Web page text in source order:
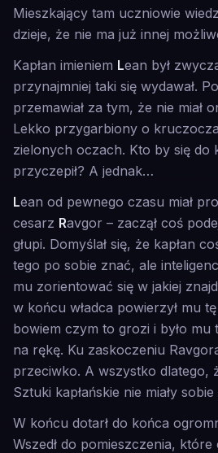
Mieszkający tam uczniowie
dzieje, że nie ma już innej
Kapłan imieniem Lean był
przynajmniej taki się wydawał.
przemawiał za tym, że nie miał
Lekko przygarbiony o
zielonych oczach. Kto by się do
przyczepił? A jednak…
Lean od pewnego czasu miał
cesarz Ravgor – zaczął coś
głupi. Domyślał się, że kapłan
tego po sobie znać, ale
mu zorientować się w jakiej
w końcu władca powierzył mu tę
bowiem czym to grozi i było
na rękę. Ku zaskoczeniu
przeciwko. A wszystko dlatego,
Sztuki kapłańskie nie miały
W końcu dotarł do końca
Wszedł do pomieszczenia, które